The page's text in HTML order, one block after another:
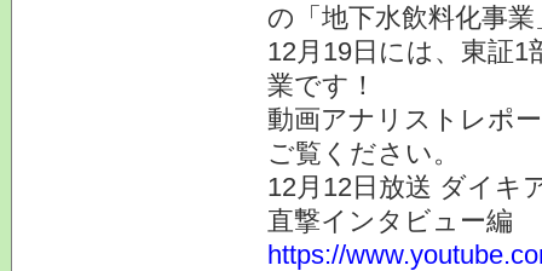
の「地下水飲料化事
12月19日には、東証
業です！
動画アナリストレポ
ご覧ください。
12月12日放送 ダイキ
直撃インタビュー編
https://